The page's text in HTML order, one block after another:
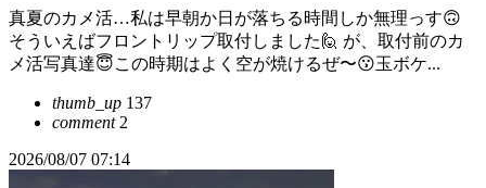
真夏のカメ活…私は早朝か日が落ちる時間しか無理っす🙃
そういえばフロントリップ取付しました🙋 が、取付前のカ
メ活写真達😇この時期はよく空が焼けるぜ〜😗玉ボケ...
thumb_up 137
comment2
2026/08/07 07:14